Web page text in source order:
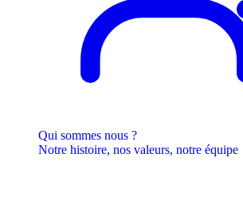
Qui sommes nous ?
Notre histoire, nos valeurs, notre équipe